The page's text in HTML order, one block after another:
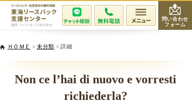
問い合わせ
フォーム
会社紹介
当社が選ばれる理由
サービスと費用
ＨＯＭＥ >未分類 > 詳細
Non ce l’hai di nuovo e vorresti
richiederla?